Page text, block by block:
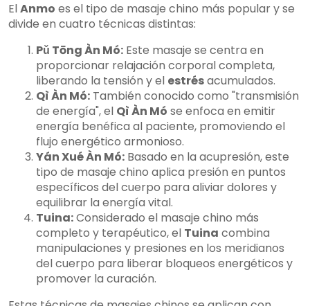
ElAnmo es el tipo de masaje chino más popular y se
divide en cuatro técnicas distintas:
Pǔ Tōng Àn Mó: Este masaje se centra en
proporcionar relajación corporal completa,
liberando la tensión y el estrésacumulados.
Qì Àn Mó: También conocido como "transmisión
de energía", el Qì Àn Mó se enfoca en emitir
energía benéfica al paciente, promoviendo el
flujo energético armonioso.
Yán Xué Àn Mó: Basado en la acupresión, este
tipo de masaje chino aplica presión en puntos
específicos del cuerpo para aliviar dolores y
equilibrar la energía vital.
Tuina:Considerado el masaje chino más
completo y terapéutico, el Tuina combina
manipulaciones y presiones en los meridianos
del cuerpo para liberar bloqueos energéticos y
promover la curación.